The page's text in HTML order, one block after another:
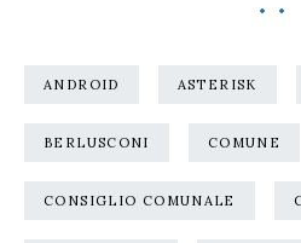
ANDROID ASTERISK
BERLUSCONI COMUNE
CONSIGLIO COMUNALE